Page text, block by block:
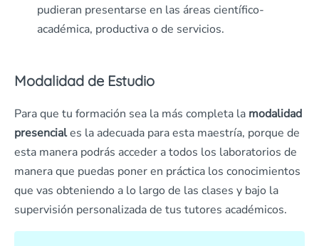
pudieran presentarse en las áreas científico-
académica, productiva o de servicios.
Modalidad de Estudio
Para que tu formación sea la más completa la modalidad
presenciales la adecuada para esta maestría, porque de
esta manera podrás acceder a todos los laboratorios de
manera que puedas poner en práctica los conocimientos
que vas obteniendo a lo largo de las clases y bajo la
supervisión personalizada de tus tutores académicos.